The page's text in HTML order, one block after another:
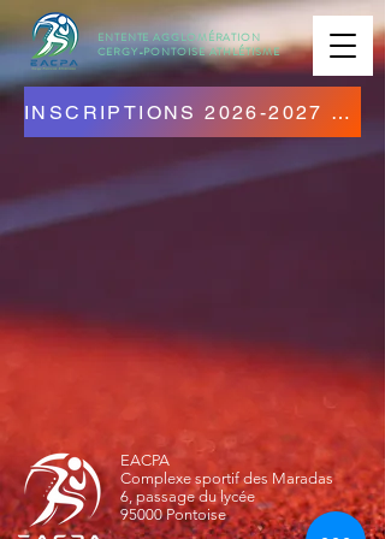
ENTENTE AGGLOMÉRATION
CERGY-PONTOISEATHLÉTISME
INSCRIPTIONS 2026-2027 OUVERTES ! CLIQUEZ ICI !
EACPA
Complexe sportif des Maradas
6, passage du lycée
95000 Pontoise